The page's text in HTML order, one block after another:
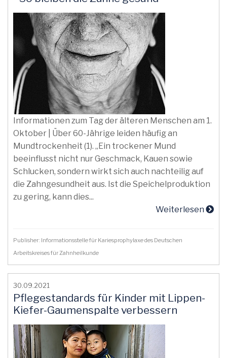
Informationen zum Tag der älteren Menschen am 1.
Oktober | Über 60-Jährige leiden häufig an
Mundtrockenheit (1). „Ein trockener Mund
beeinflusst nicht nur Geschmack, Kauen sowie
Schlucken, sondern wirkt sich auch nachteilig auf
die Zahngesundheit aus. Ist die Speichelproduktion
zu gering, kann dies...
Weiterlesen
Publisher: Informationsstelle für Kariesprophylaxe des Deutschen
Arbeitskreises für Zahnheilkunde
30.09.2021
Pflegestandards für Kinder mit Lippen-
Kiefer-Gaumenspalte verbessern